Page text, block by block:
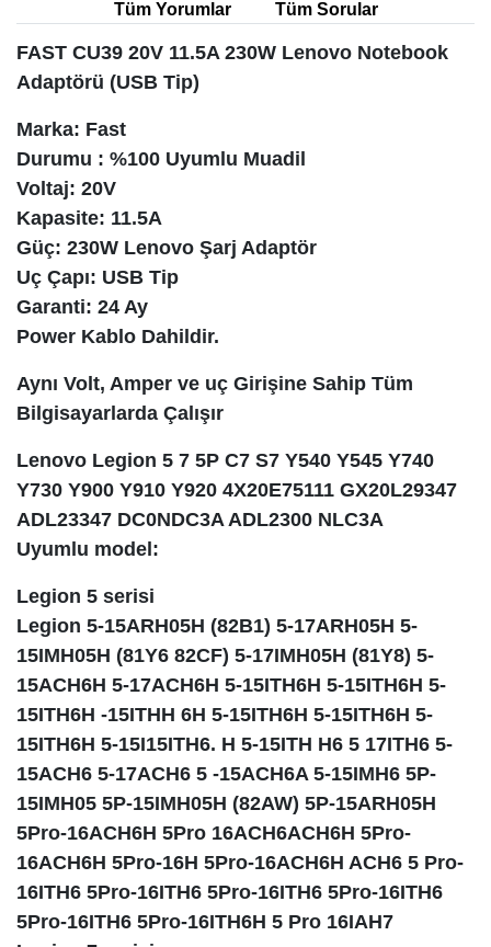
Tüm Yorumlar Tüm Sorular
FAST CU39 20V 11.5A 230W Lenovo Notebook
Adaptörü (USB Tip)
Marka: Fast
Durumu : %100 Uyumlu Muadil
Voltaj: 20V
Kapasite: 11.5A
Güç: 230W Lenovo Şarj Adaptör
Uç Çapı: USB Tip
Garanti: 24 Ay
Power Kablo Dahildir.
Aynı Volt, Amper ve uç Girişine Sahip Tüm
Bilgisayarlarda Çalışır
Lenovo Legion 5 7 5P C7 S7 Y540 Y545 Y740
Y730 Y900 Y910 Y920 4X20E75111 GX20L29347
ADL23347 DC0NDC3A ADL2300 NLC3A
Uyumlu model:
Legion 5 serisi
Legion 5-15ARH05H (82B1) 5-17ARH05H 5-
15IMH05H (81Y6 82CF) 5-17IMH05H (81Y8) 5-
15ACH6H 5-17ACH6H 5-15ITH6H 5-15ITH6H 5-
15ITH6H -15ITHH 6H 5-15ITH6H 5-15ITH6H 5-
15ITH6H 5-15I15ITH6. H 5-15ITH H6 5 17ITH6 5-
15ACH6 5-17ACH6 5 -15ACH6A 5-15IMH6 5P-
15IMH05 5P-15IMH05H (82AW) 5P-15ARH05H
5Pro-16ACH6H 5Pro 16ACH6ACH6H 5Pro-
16ACH6H 5Pro-16H 5Pro-16ACH6H ACH6 5 Pro-
16ITH6 5Pro-16ITH6 5Pro-16ITH6 5Pro-16ITH6
5Pro-16ITH6 5Pro-16ITH6H 5 Pro 16IAH7